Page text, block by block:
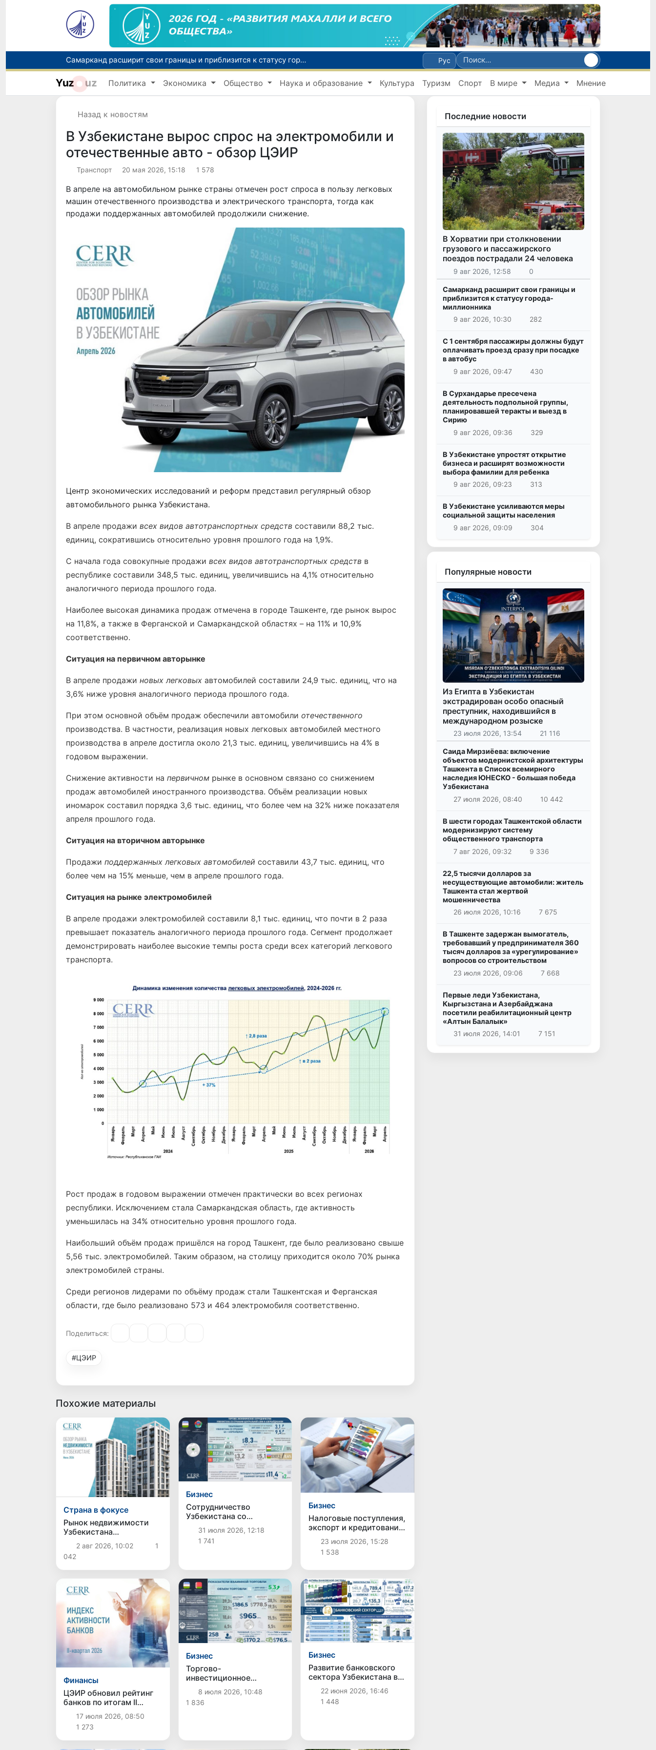
Самарканд расширит свои границы и приблизится к статусу города-миллионника
С 1 сентября пассажиры должны будут оплачивать проезд сразу при посадке в автобус
В Сурхандарье пресечена деятельность подпольной группы, планировавшей теракты и выезд в Сирию
В Узбекистане упростят открытие бизнеса и расширят возможности выбора фамилии для ребенка
Рус
Yuz uz Политика Экономика Общество Наука и образование Культура Туризм Спорт В мире Медиа Мнение
Назад к новостям
В Узбекистане вырос спрос на электромобили и
отечественные авто - обзор ЦЭИР
Транспорт 20 мая 2026, 15:18 1 578
В апреле на автомобильном рынке страны отмечен рост спроса в пользу легковых
машин отечественного производства и электрического транспорта, тогда как
продажи поддержанных автомобилей продолжили снижение.
Центр экономических исследований и реформ представил регулярный обзор
автомобильного рынка Узбекистана.
В апреле продажи всех видов автотранспортных средств составили 88,2 тыс.
единиц, сократившись относительно уровня прошлого года на 1,9%.
С начала года совокупные продажи всех видов автотранспортных средств в
республике составили 348,5 тыс. единиц, увеличившись на 4,1% относительно
аналогичного периода прошлого года.
Наиболее высокая динамика продаж отмечена в городе Ташкенте, где рынок вырос
на 11,8%, а также в Ферганской и Самаркандской областях – на 11% и 10,9%
соответственно.
Ситуация на первичном авторынке
В апреле продажи новых легковых автомобилей составили 24,9 тыс. единиц, что на
3,6% ниже уровня аналогичного периода прошлого года.
При этом основной объём продаж обеспечили автомобили отечественного
производства. В частности, реализация новых легковых автомобилей местного
производства в апреле достигла около 21,3 тыс. единиц, увеличившись на 4% в
годовом выражении.
Снижение активности на первичном рынке в основном связано со снижением
продаж автомобилей иностранного производства. Объём реализации новых
иномарок составил порядка 3,6 тыс. единиц, что более чем на 32% ниже показателя
апреля прошлого года.
Ситуация на вторичном авторынке
Продажи поддержанных легковых автомобилей составили 43,7 тыс. единиц, что
более чем на 15% меньше, чем в апреле прошлого года.
Ситуация на рынке электромобилей
В апреле продажи электромобилей составили 8,1 тыс. единиц, что почти в 2 раза
превышает показатель аналогичного периода прошлого года. Сегмент продолжает
демонстрировать наиболее высокие темпы роста среди всех категорий легкового
транспорта.
Рост продаж в годовом выражении отмечен практически во всех регионах
республики. Исключением стала Самаркандская область, где активность
уменьшилась на 34% относительно уровня прошлого года.
Наибольший объём продаж пришёлся на город Ташкент, где было реализовано свыше
5,56 тыс. электромобилей. Таким образом, на столицу приходится около 70% рынка
электромобилей страны.
Среди регионов лидерами по объёму продаж стали Ташкентская и Ферганская
области, где было реализовано 573 и 464 электромобиля соответственно.
Поделиться:
#ЦЭИР
Похожие материалы
Страна в фокусе
Рынок недвижимости
Узбекистана
демонстрирует
уверенный рост:
количество сделок
увеличилось на 25,3%
2 авг 2026, 10:02
1
042
Бизнес
Сотрудничество
Узбекистана со
странами Центральной
Азии и Азербайджаном:
инфографика
31 июля 2026, 12:18
1 741
Бизнес
Налоговые поступления,
экспорт и кредитование:
бизнес-активность
регионов Узбекистана
показала рост в июне
23 июля 2026, 15:28
1 538
Финансы
ЦЭИР обновил рейтинг
банков по итогам II
квартала 2026 года
17 июля 2026, 08:50
1 273
Бизнес
Торгово-
инвестиционное
сотрудничество
Узбекистана с
Беларусью за девять
8 июля 2026, 10:48
1 836
Бизнес
Развитие банковского
сектора Узбекистана в
2017-2025 годах:
инфографика
22 июня 2026, 16:46
1 448
Последние новости
В Хорватии при столкновении
грузового и пассажирского
поездов пострадали 24 человека
9 авг 2026, 12:58 0
Самарканд расширит свои границы и
приблизится к статусу города-
миллионника
9 авг 2026, 10:30
282
С 1 сентября пассажиры должны будут
оплачивать проезд сразу при посадке
в автобус
9 авг 2026, 09:47
430
В Сурхандарье пресечена
деятельность подпольной группы,
планировавшей теракты и выезд в
Сирию
9 авг 2026, 09:36
329
В Узбекистане упростят открытие
бизнеса и расширят возможности
выбора фамилии для ребенка
9 авг 2026, 09:23
313
В Узбекистане усиливаются меры
социальной защиты населения
9 авг 2026, 09:09
304
Популярные новости
Из Египта в Узбекистан
экстрадирован особо опасный
преступник, находившийся в
международном розыске
23 июля 2026, 13:54 21 116
Саида Мирзиёева: включение
объектов модернистской архитектуры
Ташкента в Список всемирного
наследия ЮНЕСКО - большая победа
Узбекистана
27 июля 2026, 08:40
10 442
В шести городах Ташкентской области
модернизируют систему
общественного транспорта
7 авг 2026, 09:32
9 336
22,5 тысячи долларов за
несуществующие автомобили: житель
Ташкента стал жертвой
мошенничества
26 июля 2026, 10:16
7 675
В Ташкенте задержан вымогатель,
требовавший у предпринимателя 360
тысяч долларов за «урегулирование»
вопросов со строительством
23 июля 2026, 09:06
7 668
Первые леди Узбекистана,
Кыргызстана и Азербайджана
посетили реабилитационный центр
«Алтын Балалык»
31 июля 2026, 14:01
7 151